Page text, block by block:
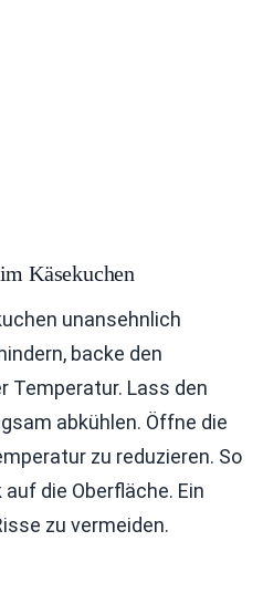
Käsekuchen
unansehnlich
backe den
Temperatur. Lass den
abkühlen. Öffne die
zu reduzieren. So
die Oberfläche. Ein
zu vermeiden.